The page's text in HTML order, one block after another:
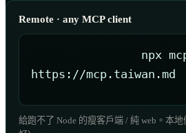
Remote · any MCP client
npx
https://mcp.taiwan.md
給跑不了 Node 的瘦客戶端 / 純 web。本